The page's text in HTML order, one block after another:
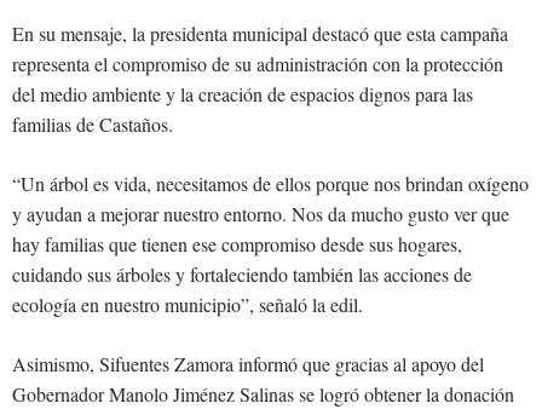
En su mensaje, la presidenta municipal destacó que esta campaña
representa el compromiso de su administración con la protección
del medio ambiente y la creación de espacios dignos para las
familias de Castaños.
“Un árbol es vida, necesitamos de ellos porque nos brindan oxígeno
y ayudan a mejorar nuestro entorno. Nos da mucho gusto ver que
hay familias que tienen ese compromiso desde sus hogares,
cuidando sus árboles y fortaleciendo también las acciones de
ecología en nuestro municipio”, señaló la edil.
Asimismo, Sifuentes Zamora informó que gracias al apoyo del
Gobernador Manolo Jiménez Salinas se logró obtener la donación